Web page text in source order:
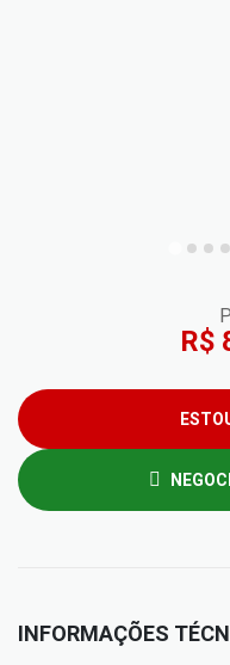
R$
INFORMAÇÕES